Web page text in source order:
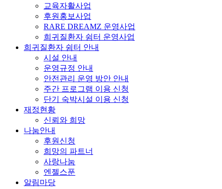
교육자활사업
후원홍보사업
RARE DREAMZ 운영사업
희귀질환자 쉼터 운영사업
희귀질환자 쉼터 안내
시설 안내
운영규정 안내
안전관리 운영 방안 안내
주간 프로그램 이용 신청
단기 숙박시설 이용 신청
재정현황
신뢰와 희망
나눔안내
후원신청
희망의 파트너
사랑나눔
엔젤스푼
알림마당